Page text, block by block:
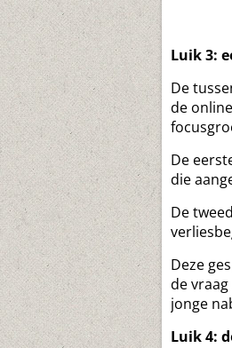
Luik 3:
De
de
De
die
De
Deze
de
jonge
Luik 4: